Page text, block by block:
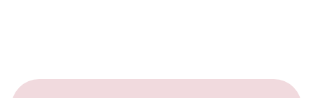
Skip to content